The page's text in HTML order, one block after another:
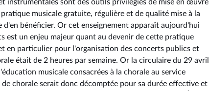
instrumentales sont des outils privilégiés de mise en œuvre
musicale gratuite, régulière et de qualité mise à la
bénéficier. Or cet enseignement apparaît aujourd'hui
est un enjeu majeur quant au devenir de cette pratique
en particulier pour l'organisation des concerts publics et
était de 2 heures par semaine. Or la circulaire du 29 avril
musicale consacrées à la chorale au service
chorale serait donc décomptée pour sa durée effective et